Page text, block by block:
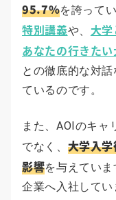
95.7%を誇って
特別講義や、 大
あなたの行きた
との徹底的な対
ているのです。
また、AOIのキャ
でなく、 大学入
影響を与えてい
企業へ入社してい